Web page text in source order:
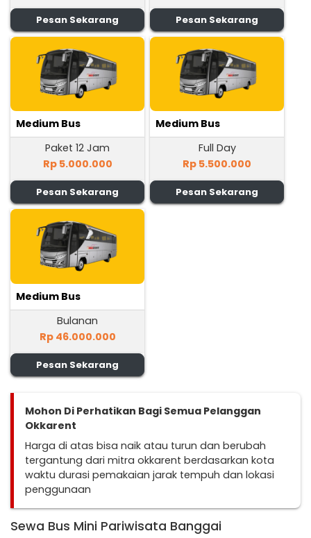
Pesan Sekarang Pesan Sekarang
Medium Bus
Paket 12 Jam
Rp 5.000.000
Pesan Sekarang
Medium Bus
Full Day
Rp 5.500.000
Pesan Sekarang
Medium Bus
Bulanan
Rp 46.000.000
Pesan Sekarang
Mohon Di Perhatikan Bagi Semua Pelanggan
Okkarent
Harga di atas bisa naik atau turun dan berubah
tergantung dari mitra okkarent berdasarkan kota
waktu durasi pemakaian jarak tempuh dan lokasi
penggunaan
Sewa Bus Mini Pariwisata Banggai